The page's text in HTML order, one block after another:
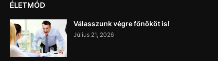
ÉLETMÓD
Válasszunk végre főnököt is!
Július 21, 2026